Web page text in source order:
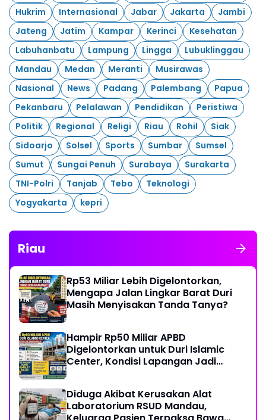
Hukrim
Internasional Jabar Jakarta
Jambi
Jateng
Jatim Kampar Kerinci
Kesehatan
Labuhanbatu
Lampung Lingga
Lubuklinggau
Mandau
Medan Meranti
Musirawas
Nasional
News Padang Palembang
Papua
Pekanbaru
Pelalawan Pendidikan
Peristiwa
Politik
Regional Religi Riau Rohil
Siak
Sidoarjo
Solsel Sports Sumbar
Sumsel
Sumut
Sungai Penuh Surabaya
Surakarta
TNI-Polri
Tanjab Tebo
Teknologi
Yogyakarta
kepri
Riau
Rp53 Miliar Lebih Digelontorkan,
Mengapa Jalan Lingkar Barat Duri
Masih Menyisakan Tanda Tanya?
Hampir Rp50 Miliar APBD
Digelontorkan untuk Duri Islamic
Center, Kondisi Lapangan Jadi
Diduga Akibat Kerusakan Alat
Laboratorium RSUD Mandau,